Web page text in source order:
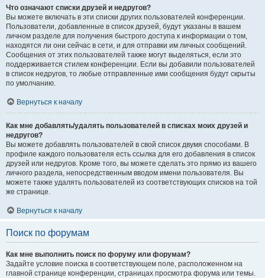
Что означают списки друзей и недругов?
Вы можете включать в эти списки других пользователей конференции.
Пользователи, добавленные в список друзей, будут указаны в вашем
личном разделе для получения быстрого доступа к информации о том,
находятся ли они сейчас в сети, и для отправки им личных сообщений.
Сообщения от этих пользователей также могут выделяться, если это
поддерживается стилем конференции. Если вы добавили пользователей
в список недругов, то любые отправленные ими сообщения будут скрыты
по умолчанию.
Вернуться к началу
Как мне добавлять/удалять пользователей в списках моих друзей и
недругов?
Вы можете добавлять пользователей в свой список двумя способами. В
профиле каждого пользователя есть ссылка для его добавления в список
друзей или недругов. Кроме того, вы можете сделать это прямо из вашего
личного раздела, непосредственным вводом имени пользователя. Вы
можете также удалять пользователей из соответствующих списков на той
же странице.
Вернуться к началу
Поиск по форумам
Как мне выполнить поиск по форуму или форумам?
Задайте условие поиска в соответствующем поле, расположенном на
главной странице конференции, страницах просмотра форума или темы.